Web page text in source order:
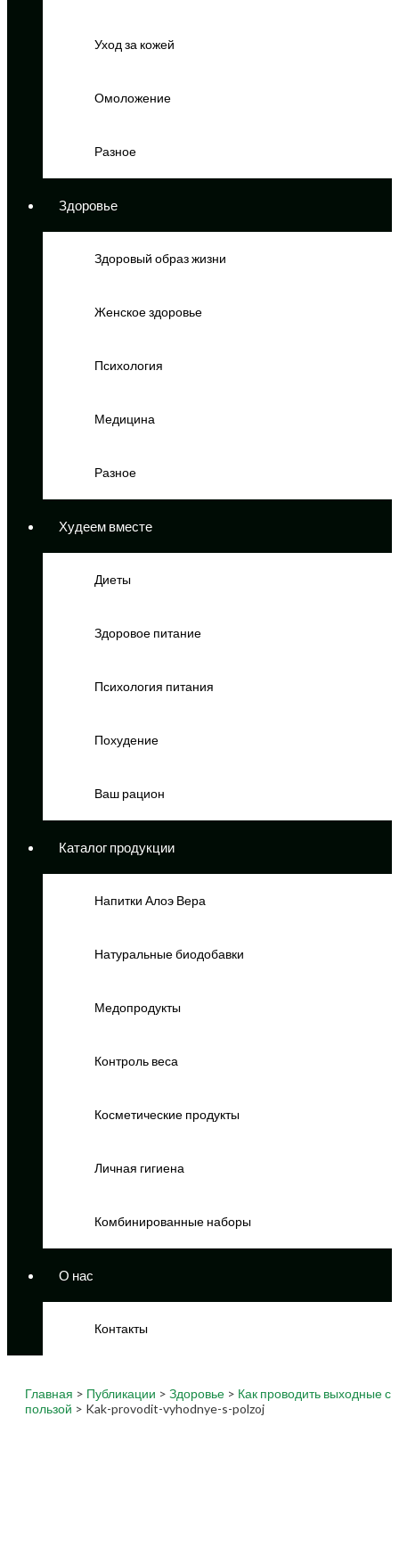
Уход за кожей
Омоложение
Разное
Здоровье
Здоровый образ жизни
Женское здоровье
Психология
Медицина
Разное
Худеем вместе
Диеты
Здоровое питание
Психология питания
Похудение
Ваш рацион
Каталог продукции
Напитки Алоэ Вера
Натуральные биодобавки
Медопродукты
Контроль веса
Косметические продукты
Личная гигиена
Комбинированные наборы
О нас
Контакты
Главная > Публикации > Здоровье > Как проводить выходные с
пользой > Kak-provodit-vyhodnye-s-polzoj